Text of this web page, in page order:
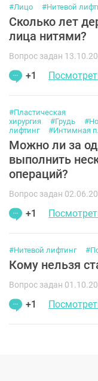
#Лицо #Нитевой
Сколько лет
лица нитями?
Вопрос задан
+1
#Пластическая
хирургия
#Грудь
лифтинг
#Интимная
Можно ли за
выполнить
операций?
Вопрос задан
+1
#Нитевой лифтинг
Кому нельзя
Вопрос задан
+1